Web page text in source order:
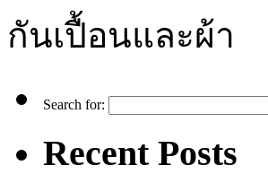
กันเปื้อนและผ้า
Search for:
Recent Posts